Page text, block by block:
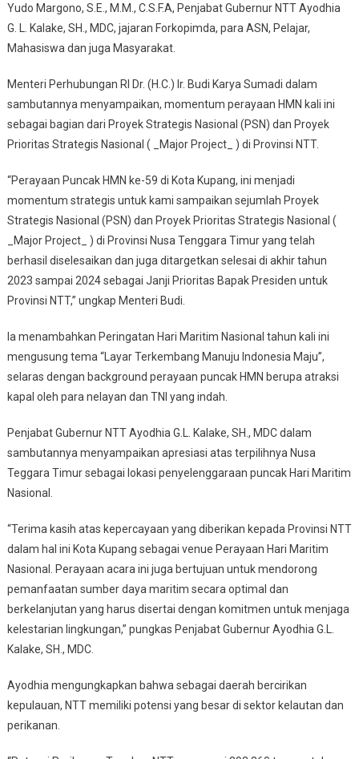
Yudo Margono, S.E., M.M., C.S.F.A, Penjabat Gubernur NTT Ayodhia
G. L. Kalake, SH., MDC, jajaran Forkopimda, para ASN, Pelajar,
Mahasiswa dan juga Masyarakat.
Menteri Perhubungan RI Dr. (H.C.) Ir. Budi Karya Sumadi dalam
sambutannya menyampaikan, momentum perayaan HMN kali ini
sebagai bagian dari Proyek Strategis Nasional (PSN) dan Proyek
Prioritas Strategis Nasional ( _Major Project_ ) di Provinsi NTT.
“Perayaan Puncak HMN ke-59 di Kota Kupang, ini menjadi
momentum strategis untuk kami sampaikan sejumlah Proyek
Strategis Nasional (PSN) dan Proyek Prioritas Strategis Nasional (
_Major Project_ ) di Provinsi Nusa Tenggara Timur yang telah
berhasil diselesaikan dan juga ditargetkan selesai di akhir tahun
2023 sampai 2024 sebagai Janji Prioritas Bapak Presiden untuk
Provinsi NTT,” ungkap Menteri Budi.
Ia menambahkan Peringatan Hari Maritim Nasional tahun kali ini
mengusung tema “Layar Terkembang Manuju Indonesia Maju”,
selaras dengan background perayaan puncak HMN berupa atraksi
kapal oleh para nelayan dan TNI yang indah.
Penjabat Gubernur NTT Ayodhia G.L. Kalake, SH., MDC dalam
sambutannya menyampaikan apresiasi atas terpilihnya Nusa
Teggara Timur sebagai lokasi penyelenggaraan puncak Hari Maritim
Nasional.
“Terima kasih atas kepercayaan yang diberikan kepada Provinsi NTT
dalam hal ini Kota Kupang sebagai venue Perayaan Hari Maritim
Nasional. Perayaan acara ini juga bertujuan untuk mendorong
pemanfaatan sumber daya maritim secara optimal dan
berkelanjutan yang harus disertai dengan komitmen untuk menjaga
kelestarian lingkungan,” pungkas Penjabat Gubernur Ayodhia G.L.
Kalake, SH., MDC.
Ayodhia mengungkapkan bahwa sebagai daerah bercirikan
kepulauan, NTT memiliki potensi yang besar di sektor kelautan dan
perikanan.